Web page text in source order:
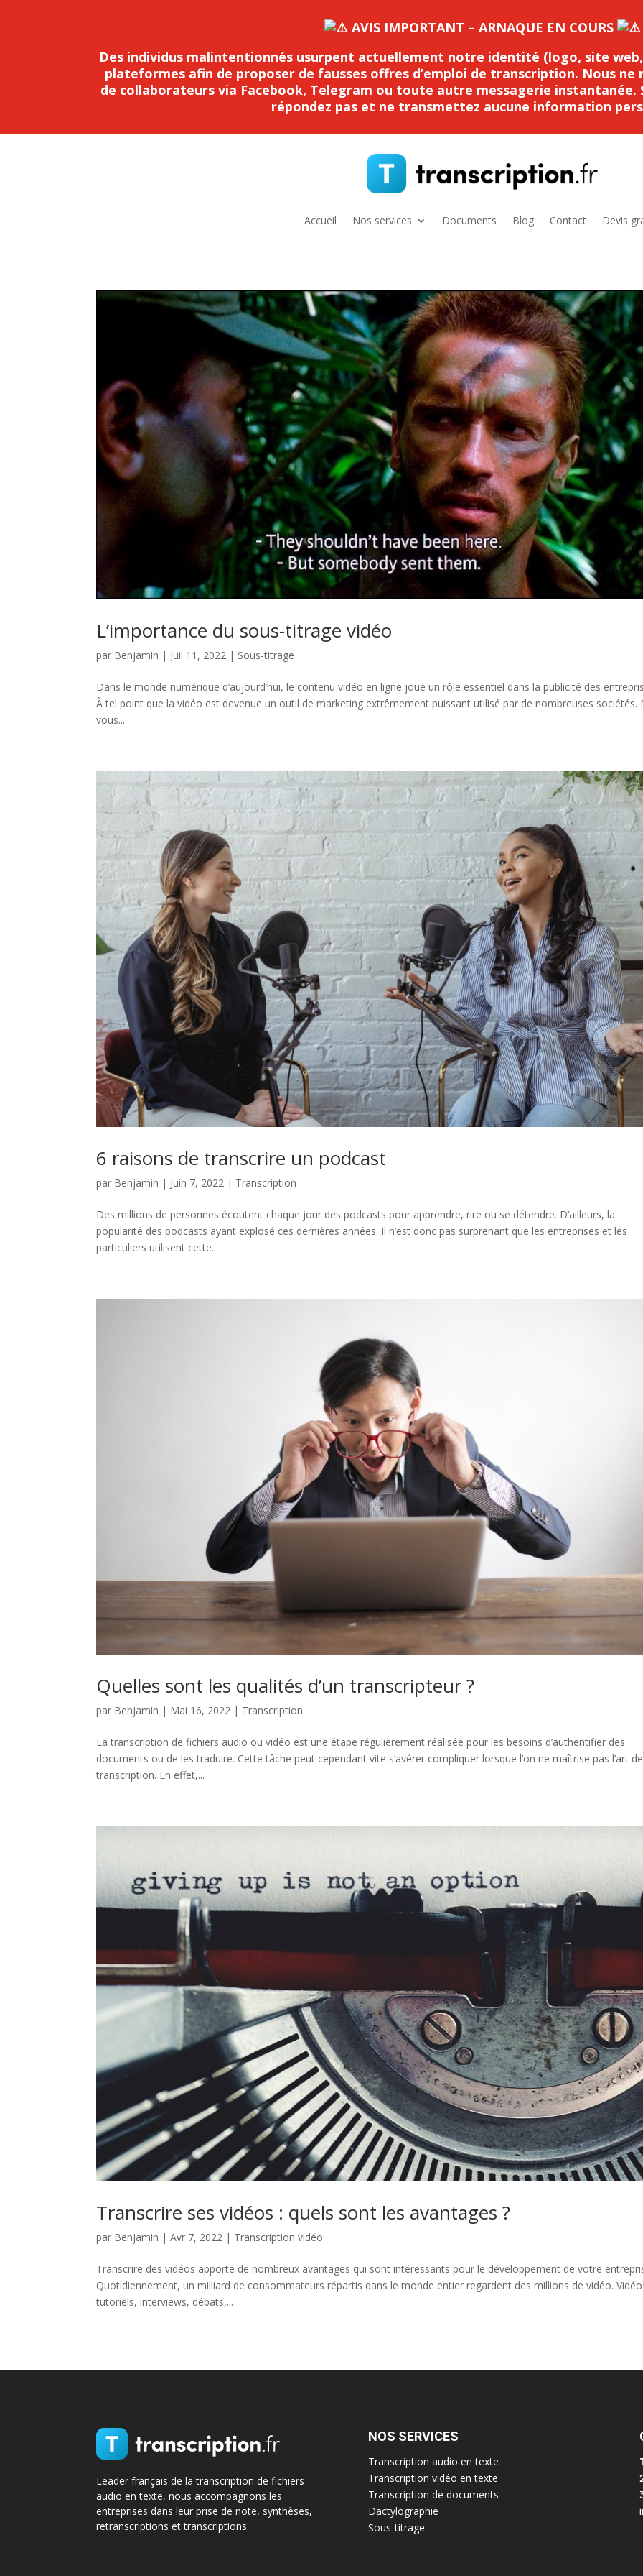
AVIS IMPORTANT – ARNAQUE EN COURS
Des individus malintentionnés usurpent actuellement notre identité (logo, site web,
plateformes afin de proposer de fausses offres d’emploi de transcription. Nous ne
de collaborateurs via Facebook, Telegram ou toute autre messagerie instantanée.
répondez pas et ne transmettez aucune information
Accueil Nos services Documents Blog Contact Devis
L’importance du sous-titrage vidéo
par Benjamin | Juil 11, 2022 | Sous-titrage
Dans le monde numérique d’aujourd’hui, le contenu vidéo en ligne joue un rôle essentiel dans la publicité des
À tel point que la vidéo est devenue un outil de marketing extrêmement puissant utilisé par de nombreuses sociétés.
vous...
6 raisons de transcrire un podcast
par Benjamin | Juin 7, 2022 | Transcription
Des millions de personnes écoutent chaque jour des podcasts pour apprendre, rire ou se détendre. D’ailleurs, la
popularité des podcasts ayant explosé ces dernières années. Il n’est donc pas surprenant que les entreprises et les
particuliers utilisent cette...
Quelles sont les qualités d’un transcripteur ?
par Benjamin | Mai 16, 2022 | Transcription
La transcription de fichiers audio ou vidéo est une étape régulièrement réalisée pour les besoins d’authentifier des
documents ou de les traduire. Cette tâche peut cependant vite s’avérer compliquer lorsque l’on ne maîtrise pas l’art
transcription. En effet,...
Transcrire ses vidéos : quels sont les avantages ?
par Benjamin |Avr 7, 2022 | Transcription vidéo
Transcrire des vidéos apporte de nombreux avantages qui sont intéressants pour le développement de votre
Quotidiennement, un milliard de consommateurs répartis dans le monde entier regardent des millions de vidéo.
tutoriels, interviews, débats,...
Leader français de la transcription de fichiers
audio en texte, nous accompagnons les
entreprises dans leur prise de note, synthèses,
retranscriptions et transcriptions.
NOS SERVICES
Transcription audio en texte
Transcription vidéo en texte
Transcription de documents
Dactylographie
Sous-titrage